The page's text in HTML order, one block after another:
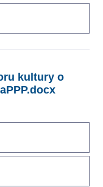
kultury o